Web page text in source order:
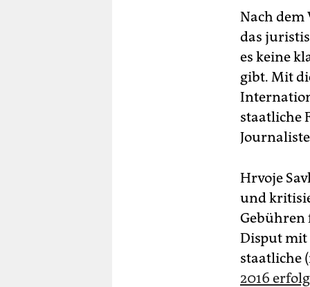
Nach dem
das
es keine
gibt. Mit
staatliche
Hrvoje
und
Gebühren
Disput mit
staatliche
2016